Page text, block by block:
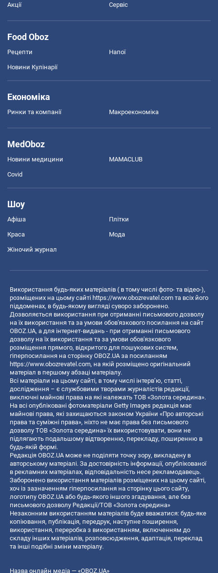
Акції Сервіс
Food Oboz
Рецепти Напої
Новини Кулінарії
Економіка
Ринки та компанії Макроекономіка
MedOboz
Новини медицини MAMACLUB
Covid
Шоу
Афіша Плітки
Краса Мода
Жіночий журнал
Використання будь-яких матеріалів ( в тому числі фото- та відео-),
розміщених на цьому сайті https://www.obozrevatel.com та всіх його
піддоменах, в будь-якому вигляді суворо заборонено.
Дозволяється використання при отриманні письмового дозволу
на їх використання та за умови обов'язкового посилання на сайт
OBOZ.UA, а для інтернет-видань - при отриманні письмового
дозволу на їх використання та за умови обов'язкового
розміщення прямого, відкритого для пошукових систем,
гіперпосилання на сторінку OBOZ.UA за посиланням
https://www.obozrevatel.com, на якій розміщено оригінальний
матеріал в першому абзаці матеріалу.
Всі матеріали на цьому сайті, в тому числі інтерв’ю, статті,
дослідження – є службовими творами журналістів редакції,
виключні майнові права на які належать ТОВ «Золота середина».
На всі опубліковані фотоматеріали Getty Images редакція має
майнові права, які захищаються законом України «Про авторські
права та суміжні права», ніхто не має права без письмового
дозволу ТОВ «Золота середина» їх використовувати, вони не
підлягають подальшому відтворенню, перекладу, поширенню в
будь-якій формі.
Редакція OBOZ.UA може не поділяти точку зору, викладену в
авторському матеріалі. За достовірність інформації, опублікованої
в рекламних матеріалах, відповідальність несе рекламодавець.
Заборонено використання матеріалів розміщених на цьому сайті,
хоч із зазначенням гіперпосилання на сторінку цього сайту,
логотипу OBOZ.UA або будь-якого іншого згадування, але без
письмового дозволу Редакції/ТОВ «Золота середина»
Незаконним використанням матеріалів буде вважатися: будь-яке
копiювання, публiкацiя, передрук, наступне поширення,
використання, переробка з використанням, включенням до
складу інших матеріалів, розповсюдження, адаптація, переклад
та інші подібні зміни матеріалу.
Назва онлайн медіа — «OBOZ.UA»